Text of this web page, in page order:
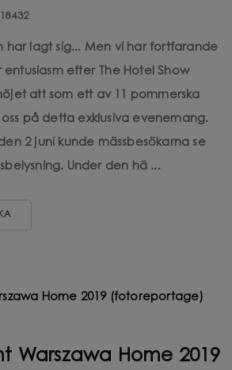
18432
har lagt sig... Men vi har fortfarande
efter The Hotel Show
att som ett av 11 pommerska
på detta exklusiva evenemang.
2 juni kunde mässbesökarna se
Under den hä ...
Warszawa Home 2019